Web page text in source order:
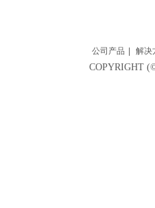
公司产品 解决
COPYRIGHT